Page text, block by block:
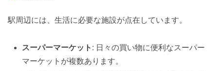
駅周辺には、生活に必要な施設が点在しています。
スーパーマーケット : 日々の買い物に便利なスーパー
マーケットが複数あります。